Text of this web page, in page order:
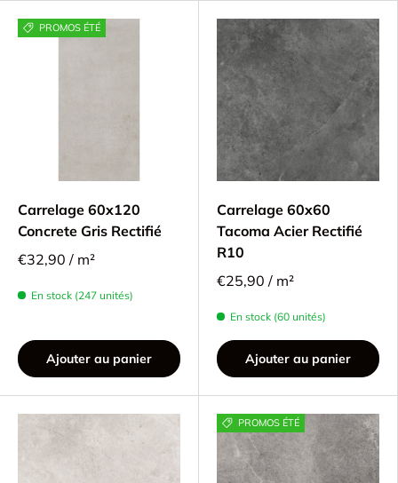
PROMOS ÉTÉ
Carrelage 60x120
Concrete Gris Rectifié
€32,90 / m²
En stock (247 unités)
Ajouter au panier
Carrelage 60x60
Tacoma Acier Rectifié
R10
€25,90 / m²
En stock (60 unités)
Ajouter au panier
PROMOS ÉTÉ